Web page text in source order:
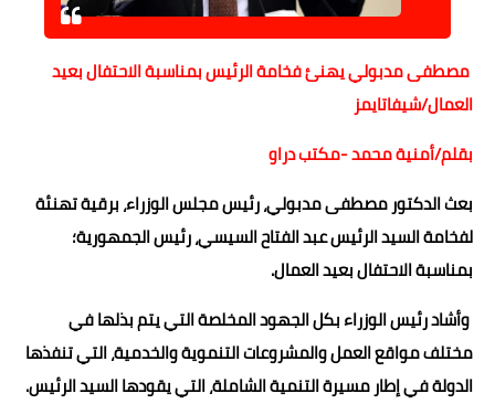
حوادث وقضايا
خدمات
مقالات
مصطفى مدبولي يهنئ فخامة الرئيس بمناسبة الاحتفال بعيد
العمال/شيفاتايمز
بقلم/أمنية محمد -مكتب دراو
بعث الدكتور مصطفى مدبولي، رئيس مجلس الوزراء، برقية تهنئة
لفخامة السيد الرئيس عبد الفتاح السيسي، رئيس الجمهورية؛
بمناسبة الاحتفال بعيد العمال.
وأشاد رئيس الوزراء بكل الجهود المخلصة التي يتم بذلها في
مختلف مواقع العمل والمشروعات التنموية والخدمية، التي تنفذها
الدولة في إطار مسيرة التنمية الشاملة، التي يقودها السيد الرئيس.